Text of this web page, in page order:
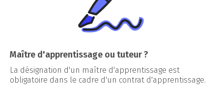
Maître d'apprentissage ou tuteur ?
La désignation d'un maître d'apprentissage est
obligatoire dans le cadre d'un contrat d'apprentissage.